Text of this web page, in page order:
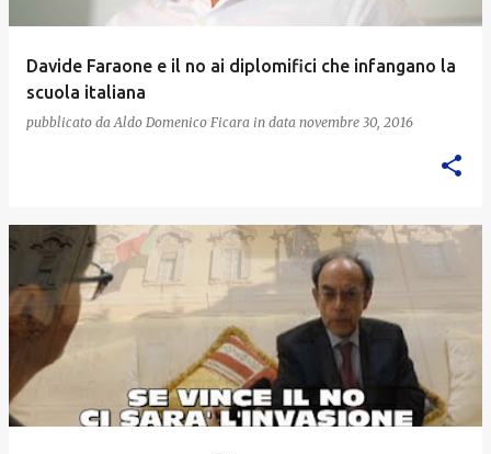
Davide Faraone e il no ai diplomifici che infangano la
scuola italiana
pubblicato da Aldo Domenico Ficara in data novembre 30, 2016